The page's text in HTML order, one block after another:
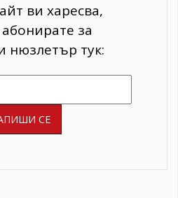
ви харесва,
за
нюзлетър тук: